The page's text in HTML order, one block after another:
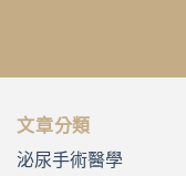
文章分類
泌尿手術醫學